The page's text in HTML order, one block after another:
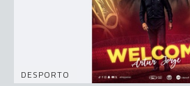
DESPORTO